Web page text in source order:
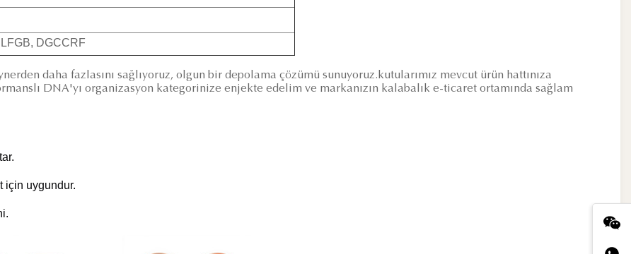
DGCCRF
daha fazlasını sağlıyoruz, olgun bir depolama çözümü sunuyoruz.kutularımız mevcut ürün hattınıza
DNA'yı organizasyon kategorinize enjekte edelim ve markanızın kalabalık e-ticaret ortamında sağlam
için uygundur.